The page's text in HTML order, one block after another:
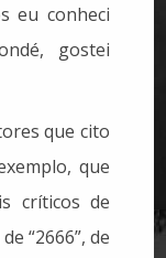
eu conheci
gostei
que cito
que
críticos de
“2666”, de